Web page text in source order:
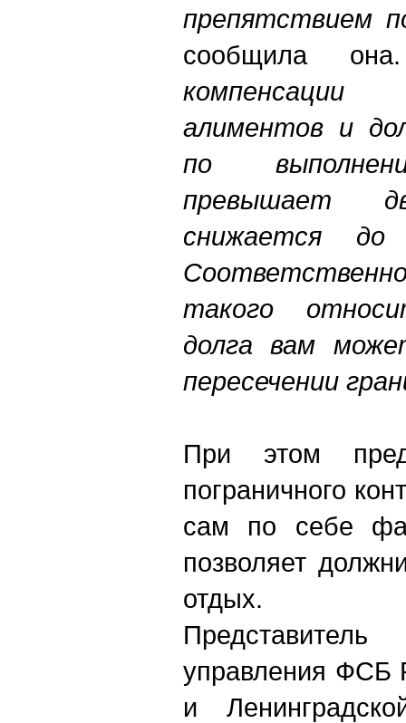
препятствием
сообщила
алиментов и
по
превышает
снижается
такого
долга вам
пересечении
При этом
пограничного
сам по себе
позволяет
отдых.
управления ФСБ
и